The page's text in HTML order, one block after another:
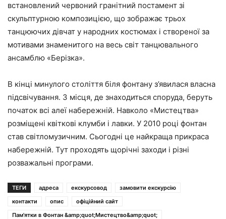
встановлений червоний гранітний постамент зі
скульптурною композицією, що зображає трьох
танцюючих дівчат у народних костюмах і створеної за
мотивами знаменитого на весь світ танцювального
ансамблю «Берізка».
В кінці минулого століття біля фонтану з’явилася власна
підсвічування. З місця, де знаходиться споруда, беруть
початок всі алеї набережній. Навколо «Мистецтва»
розміщені квіткові клумби і лавки. У 2010 році фонтан
став світломузичним. Сьогодні це найкраща прикраса
набережній. Тут проходять щорічні заходи і різні
розважальні програми.
ТЕГИ адреса екскурсовод
замовити екскурсію
контакти
опис
офіційний сайт
Пам'ятки в Фонтан &amp;quot;Мистецтво&amp;quot;